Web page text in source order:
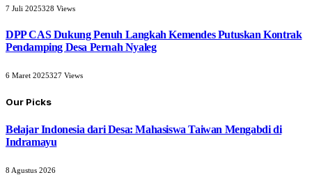
7 Juli 2025328 Views
DPP CAS Dukung Penuh Langkah Kemendes Putuskan Kontrak
Pendamping Desa Pernah Nyaleg
6 Maret 2025327 Views
Our Picks
Belajar Indonesia dari Desa: Mahasiswa Taiwan Mengabdi di
Indramayu
8 Agustus 2026